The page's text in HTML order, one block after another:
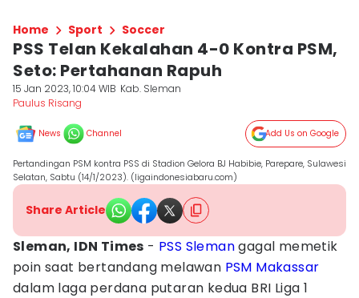
Home Sport Soccer
PSS Telan Kekalahan 4-0 Kontra PSM,
Seto: Pertahanan Rapuh
15 Jan 2023, 10:04 WIB Kab. Sleman
Paulus Risang
News Channel Add Us on Google
Pertandingan PSM kontra PSS di Stadion Gelora BJ Habibie, Parepare, Sulawesi
Selatan, Sabtu (14/1/2023). (ligaindonesiabaru.com)
Share Article
Sleman, IDN Times - PSS Slemangagal memetik
poin saat bertandang melawan PSM Makassar
dalam laga perdana putaran kedua BRI Liga 1